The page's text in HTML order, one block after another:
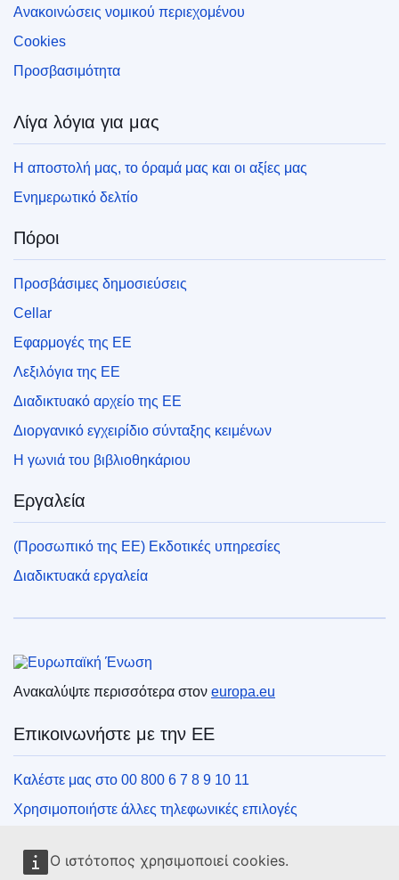
Ο ιστότοπος χρησιμοποιεί cookies.
Ανακοινώσεις νομικού περιεχομένου
Cookies
Προσβασιμότητα
Λίγα λόγια για μας
Η αποστολή μας, το όραμά μας και οι αξίες μας
Ενημερωτικό δελτίο
Πόροι
Προσβάσιμες δημοσιεύσεις
Cellar
Εφαρμογές της ΕΕ
Λεξιλόγια της ΕΕ
Διαδικτυακό αρχείο της ΕΕ
Διοργανικό εγχειρίδιο σύνταξης κειμένων
Η γωνιά του βιβλιοθηκάριου
Εργαλεία
(Προσωπικό της ΕΕ) Εκδοτικές υπηρεσίες
Διαδικτυακά εργαλεία
Ευρωπαϊκή Ένωση
Ανακαλύψτε περισσότερα στον europa.eu
Επικοινωνήστε με την ΕΕ
Καλέστε μας στο 00 800 6 7 8 9 10 11
Χρησιμοποιήστε άλλες τηλεφωνικές επιλογές
Συναντήστε μας σε ένα από τα κέντρα της ΕΕ